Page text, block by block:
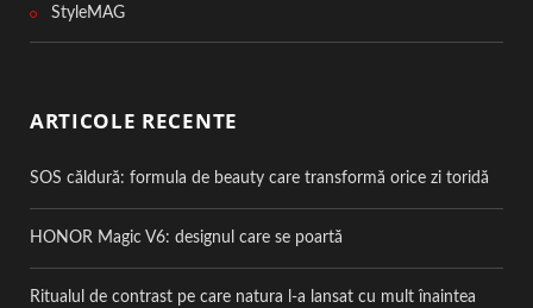
StyleMAG
ARTICOLE RECENTE
SOS căldură: formula de beauty care transformă orice zi toridă
HONOR Magic V6: designul care se poartă
Ritualul de contrast pe care natura l-a lansat cu mult înaintea